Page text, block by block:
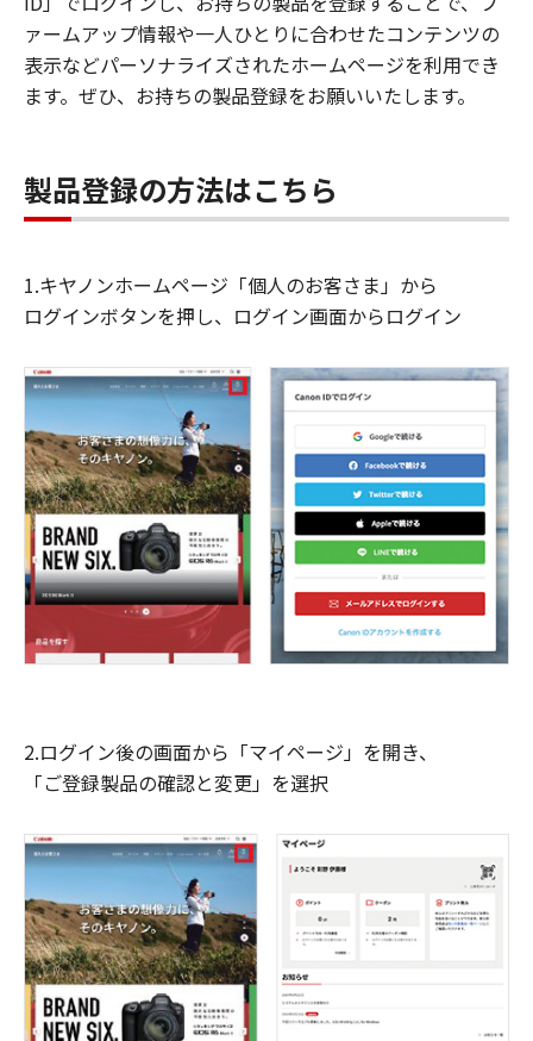
ァームアップ情報や一人ひとりに合わせたコンテンツの
表示などパーソナライズされたホームページを利用でき
ます。ぜひ、お持ちの製品登録をお願いいたします。
製品登録の方法はこちら
1.キヤノンホームページ「個人のお客さま」から
ログインボタンを押し、ログイン画面からログイン
2.ログイン後の画面から「マイページ」を開き、
「ご登録製品の確認と変更」を選択